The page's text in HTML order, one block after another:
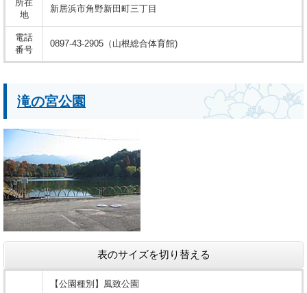
所在
地
新居浜市角野新田町三丁目
電話
番号
0897-43-2905（山根総合体育館)
滝の宮公園
表のサイズを切り替える
【公園種別】風致公園